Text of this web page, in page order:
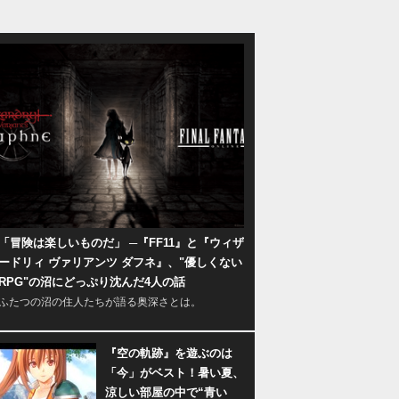
冒険は楽しいものだ」 ─『FF11』と『ウィザ
ドリィ ヴァリアンツ ダフネ』、"優しくない
の沼にどっぷり沈んだ4人の話
たつの沼の住人たちが語る奥深さとは。
『空の軌跡』を遊ぶのは
「今」がベスト！暑い夏、
涼しい部屋の中で“青い